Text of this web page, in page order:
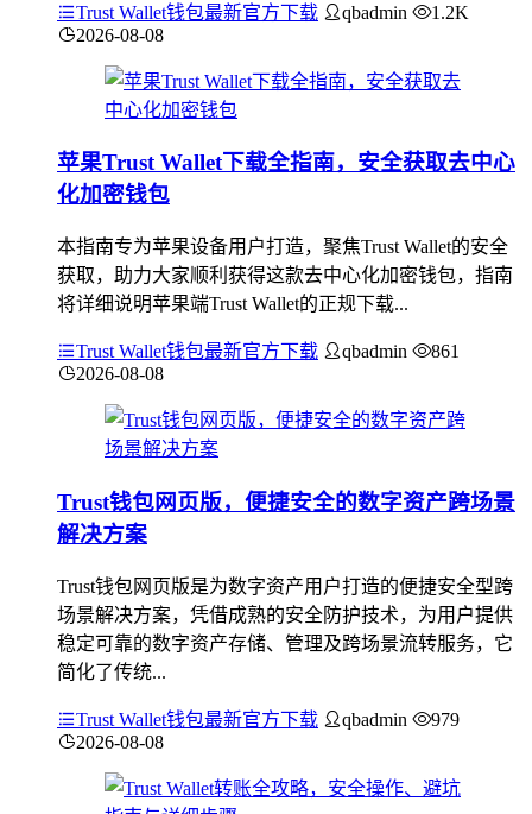
Trust Wallet钱包最新官方下载 qbadmin
1.2K
2026-08-08
苹果Trust Wallet下载全指南，安全获取去中心
化加密钱包
本指南专为苹果设备用户打造，聚焦Trust Wallet的安全
获取，助力大家顺利获得这款去中心化加密钱包，指南
将详细说明苹果端Trust Wallet的正规下载...
Trust Wallet钱包最新官方下载 qbadmin
861
2026-08-08
Trust钱包网页版，便捷安全的数字资产跨场景
解决方案
Trust钱包网页版是为数字资产用户打造的便捷安全型跨
场景解决方案，凭借成熟的安全防护技术，为用户提供
稳定可靠的数字资产存储、管理及跨场景流转服务，它
简化了传统...
Trust Wallet钱包最新官方下载 qbadmin
979
2026-08-08